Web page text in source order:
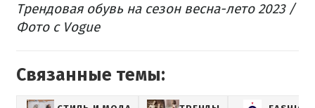
Трендовая обувь на сезон весна-лето 2023 /
Фото с Vogue
Связанные темы: